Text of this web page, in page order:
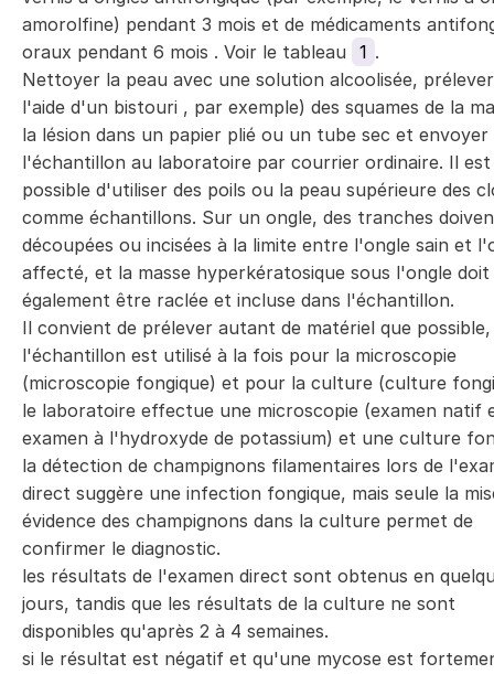
amorolfine) pendant 3 mois et de médicaments
oraux pendant 6 mois . Voir le tableau
1 .
Nettoyer la peau avec une solution alcoolisée,
l'aide d'un bistouri , par exemple) des squames de la
la lésion dans un papier plié ou un tube sec et envoyer
l'échantillon au laboratoire par courrier ordinaire. Il est
possible d'utiliser des poils ou la peau supérieure des
comme échantillons. Sur un ongle, des tranches
découpées ou incisées à la limite entre l'ongle sain et
affecté, et la masse hyperkératosique sous l'ongle doit
également être raclée et incluse dans l'échantillon.
Il convient de prélever autant de matériel que
l'échantillon est utilisé à la fois pour la microscopie
(microscopie fongique) et pour la culture (culture
le laboratoire effectue une microscopie (examen natif
examen à l'hydroxyde de potassium) et une culture
la détection de champignons filamentaires lors de
direct suggère une infection fongique, mais seule la
évidence des champignons dans la culture permet de
confirmer le diagnostic.
les résultats de l'examen direct sont obtenus en
jours, tandis que les résultats de la culture ne sont
disponibles qu'après 2 à 4 semaines.
si le résultat est négatif et qu'une mycose est